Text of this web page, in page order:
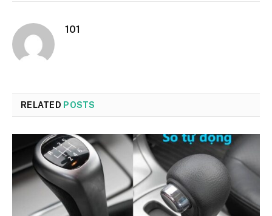
101
RELATED POSTS